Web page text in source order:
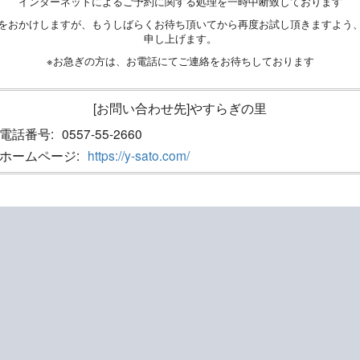
おかけしますが、もうしばらくお待ち頂いてから再度お試し頂きますよう
申し上げます。
※お急ぎの方は、お電話にてご連絡をお待ちしております
[お問い合わせ先]やすらぎの里
電話番号: 0557-55-2660
ホームページ: https://y-sato.com/